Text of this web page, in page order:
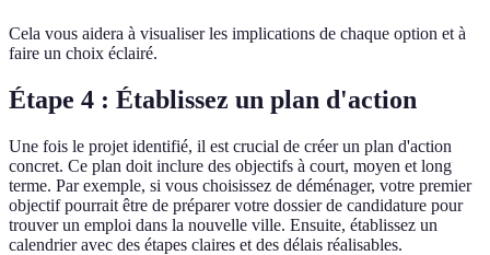
Cela vous aidera à visualiser les implications de chaque option et à
faire un choix éclairé.
Étape 4 : Établissez un plan d'action
Une fois le projet identifié, il est crucial de créer un plan d'action
concret. Ce plan doit inclure des objectifs à court, moyen et long
terme. Par exemple, si vous choisissez de déménager, votre premier
objectif pourrait être de préparer votre dossier de candidature pour
trouver un emploi dans la nouvelle ville. Ensuite, établissez un
calendrier avec des étapes claires et des délais réalisables.